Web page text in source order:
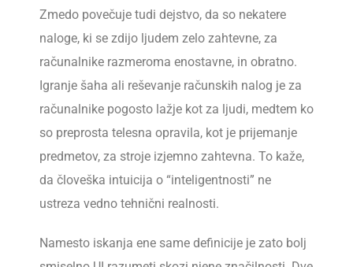
Zmedo povečuje tudi dejstvo, da so nekatere
naloge, ki se zdijo ljudem zelo zahtevne, za
računalnike razmeroma enostavne, in obratno.
Igranje šaha ali reševanje računskih nalog je za
računalnike pogosto lažje kot za ljudi, medtem ko
so preprosta telesna opravila, kot je prijemanje
predmetov, za stroje izjemno zahtevna. To kaže,
da človeška intuicija o “inteligentnosti” ne
ustreza vedno tehnični realnosti.
Namesto iskanja ene same definicije je zato bolj